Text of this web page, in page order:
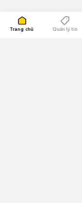
Trang chủ Quản lý tin